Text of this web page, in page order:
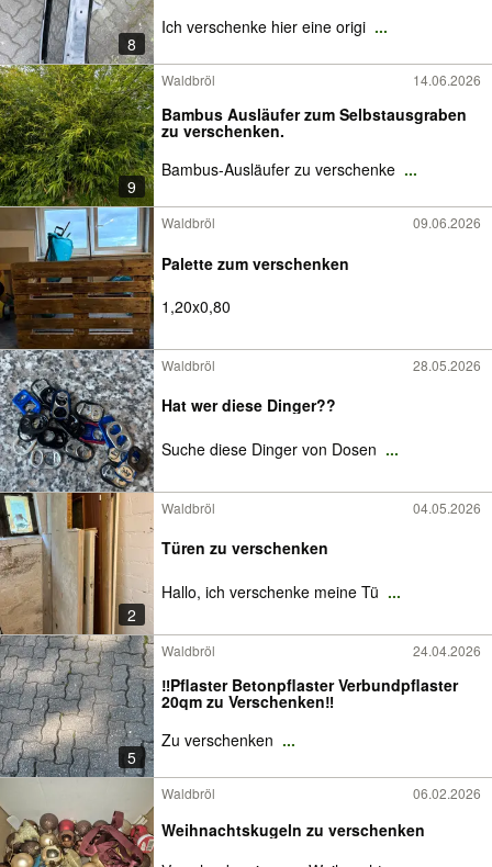
8
Ich verschenke hier eine origi ...
9
Waldbröl 14.06.2026
Bambus Ausläufer zum Selbstausgraben
zu verschenken.
Bambus-Ausläufer zu verschenke ...
Waldbröl 09.06.2026
Palette zum verschenken
1,20x0,80
Waldbröl 28.05.2026
Hat wer diese Dinger??
Suche diese Dinger von Dosen ...
2
Waldbröl 04.05.2026
Türen zu verschenken
Hallo, ich verschenke meine Tü ...
5
Waldbröl 24.04.2026
‼️Pflaster Betonpflaster Verbundpflaster
20qm zu Verschenken‼️
Zu verschenken ...
Waldbröl 06.02.2026
Weihnachtskugeln zu verschenken